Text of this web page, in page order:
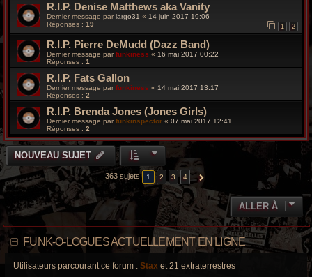
R.I.P. Denise Matthews aka Vanity
Dernier message par largo31 « 14 juin 2017 19:06
Réponses : 19 1 2
R.I.P. Pierre DeMudd (Dazz Band)
Dernier message parfunkiness « 16 mai 2017 00:22
Réponses : 1
R.I.P. Fats Gallon
Dernier message par funkiness « 14 mai 2017 13:17
Réponses : 2
R.I.P. Brenda Jones (Jones Girls)
Dernier message parfunkinspector « 07 mai 2017 12:41
Réponses : 2
NOUVEAU SUJET
363 sujets 1 2 3 4 SUIVANTE
ALLER À
FUNK-O-LOGUES ACTUELLEMENT EN LIGNE
Utilisateurs parcourant ce forum : Stax et 21 extraterrestres